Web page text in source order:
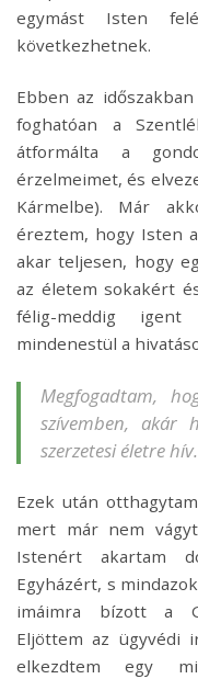
egymást Isten
következhetnek.
Ebben az
foghatóan a
átformálta a
érzelmeimet, és
Kármelbe). Már
éreztem, hogy Isten
akar teljesen, hogy
az életem sokakért
félig-meddig
mindenestül a
Megfogadtam,
szívemben, akár
szerzetesi életre hív.
Ezek után
mert már nem
Istenért akartam
Egyházért, s
imáimra bízott a
Eljöttem az ügyvédi
elkezdtem egy